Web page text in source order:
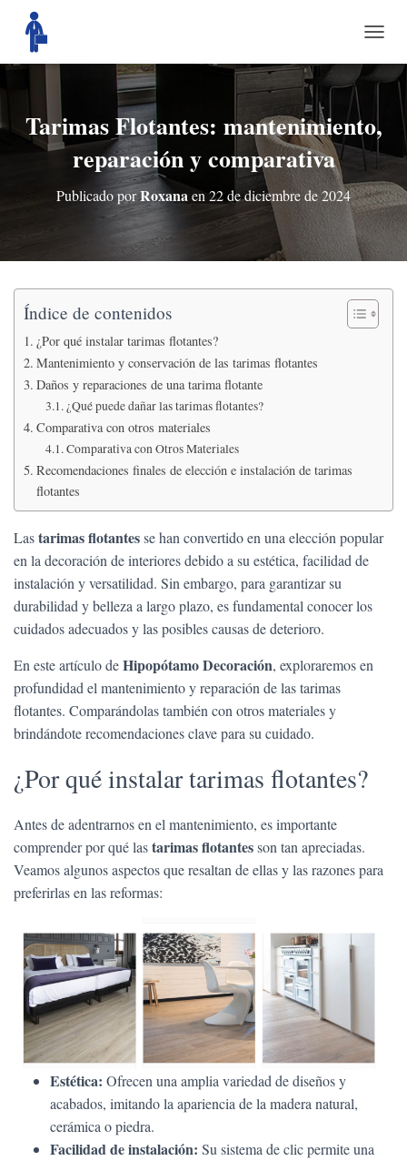
A
M
A
R
O
D
O
E
A
V
E
Tarimas Flotantes: mantenimiento,
reparación y comparativa
Publicado porRoxanaen 22 de diciembre de 2024
Índice de contenidos
¿Por qué instalar tarimas flotantes?
Mantenimiento y conservación de las tarimas flotantes
Daños y reparaciones de una tarima flotante
¿Qué puede dañar las tarimas flotantes?
Comparativa con otros materiales
Comparativa con Otros Materiales
Recomendaciones finales de elección e instalación de tarimas
flotantes
Lastarimas flotantesse han convertido en una elección popular
en la decoración de interiores debido a su estética, facilidad de
instalación y versatilidad. Sin embargo, para garantizar su
durabilidad y belleza a largo plazo, es fundamental conocer los
cuidados adecuados y las posibles causas de deterioro.
En este artículo deHipopótamo Decoración, exploraremos en
profundidad el mantenimiento y reparación de las tarimas
flotantes. Comparándolas también con otros materiales y
brindándote recomendaciones clave para su cuidado.
¿Por qué instalar tarimas flotantes?
Antes de adentrarnos en el mantenimiento, es importante
comprender por qué lastarimas flotantesson tan apreciadas.
Veamos algunos aspectos que resaltan de ellas y las razones para
preferirlas en las reformas:
Estética: Ofrecen una amplia variedad de diseños y
acabados, imitando la apariencia de la madera natural,
cerámica o piedra.
Facilidad de instalación: Su sistema de clic permite una